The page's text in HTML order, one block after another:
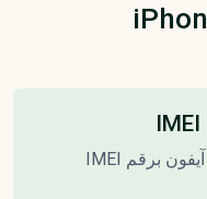
التعرف على حالة فتح/ قفل جهاز آيفون برقم IMEI